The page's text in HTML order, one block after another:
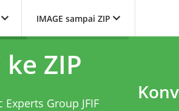
IMAGE sampai ZIP
ZIP
Group JFIF